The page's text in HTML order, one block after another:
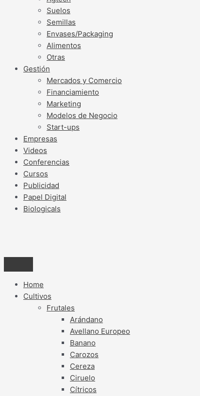
Suelos
Semillas
Envases/Packaging
Alimentos
Otras
Gestión
Mercados y Comercio
Financiamiento
Marketing
Modelos de Negocio
Start-ups
Empresas
Videos
Conferencias
Cursos
Publicidad
Papel Digital
Biologicals
Home
Cultivos
Frutales
Arándano
Avellano Europeo
Banano
Carozos
Cereza
Ciruelo
Cítricos